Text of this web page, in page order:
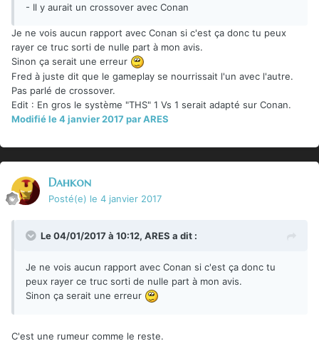
- Il y aurait un crossover avec Conan
Je ne vois aucun rapport avec Conan si c'est ça donc tu peux
rayer ce truc sorti de nulle part à mon avis.
Sinon ça serait une erreur
Fred à juste dit que le gameplay se nourrissait l'un avec l'autre.
Pas parlé de crossover.
Edit : En gros le système "THS" 1 Vs 1 serait adapté sur Conan.
Modifiéle 4 janvier 2017 par ARES
Dahkon
Posté(e) le 4 janvier 2017
Le 04/01/2017 à 10:12, ARES a dit :
Je ne vois aucun rapport avec Conan si c'est ça donc tu
peux rayer ce truc sorti de nulle part à mon avis.
Sinon ça serait une erreur
C'est une rumeur comme le reste.